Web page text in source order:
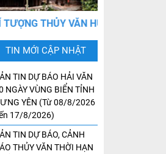
THỦY VĂN HƯNG YÊN
TIN MỚI CẬP NHẬT
TIN DỰ BÁO HẢI VĂN
NGÀY VÙNG BIỂN TỈNH
YÊN (Từ 08/8/2026
17/8/2026)
TIN DỰ BÁO, CẢNH
THỦY VĂN THỜI HẠN